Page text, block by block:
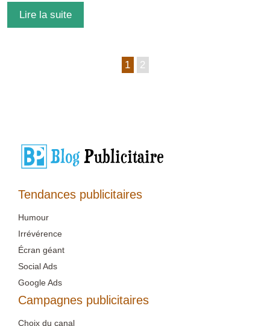
Lire la suite
1 2
Tendances publicitaires
Humour
Irrévérence
Écran géant
Social Ads
Google Ads
Campagnes publicitaires
Choix du canal